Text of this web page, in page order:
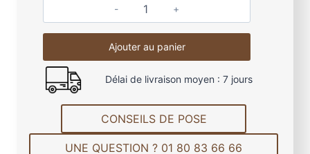
q
u
a
t
t
é
d
Ajouter au panier
Délai de livraison moyen : 7 jours
CONSEILS DE POSE
UNE QUESTION ? 01 80 83 66 66